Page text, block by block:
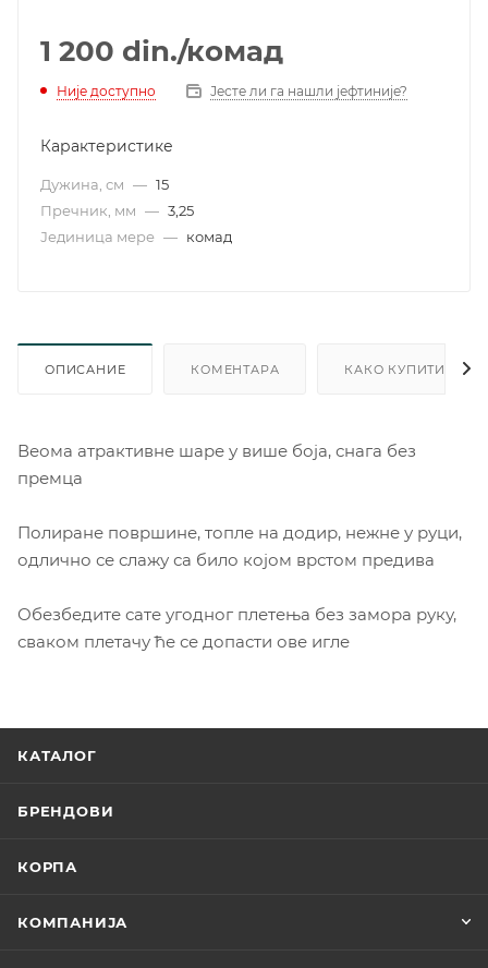
1 200 din./комад
Није доступно Јесте ли га нашли јефтиније?
Карактеристике
Дужина, см — 15
Пречник, мм — 3,25
Јединица мере — комад
ОПИСАНИЕ КОМЕНТАРА КАКО КУПИТИ
Веома атрактивне шаре у више боја, снага без
премца
Полиране површине, топле на додир, нежне у руци,
одлично се слажу са било којом врстом предива
Обезбедите сате угодног плетења без замора руку,
сваком плетачу ће се допасти ове игле
КАТАЛОГ
БРЕНДОВИ
КОРПА
КОМПАНИЈА